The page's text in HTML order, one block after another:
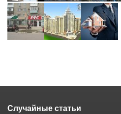
Случайные статьи